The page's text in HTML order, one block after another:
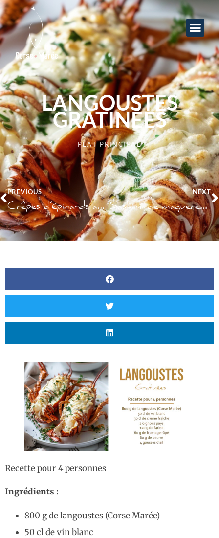
LANGOUSTES
GRATINÉES
PLAT PRINCIPAL
PREVIOUS
Crêpes d’épinards au saumon
NEXT
Sashimi de maquereaux marinés
Recette pour 4 personnes
Ingrédients :
800 g de langoustes (Corse Marée)
50 cl de vin blanc